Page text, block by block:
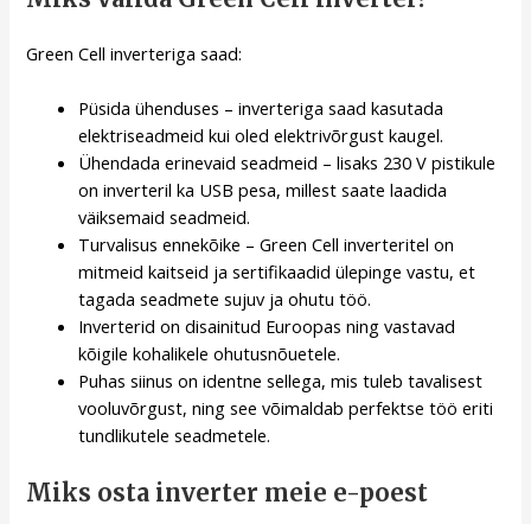
Green Cell inverteriga saad:
Püsida ühenduses – inverteriga saad kasutada
elektriseadmeid kui oled elektrivõrgust kaugel.
Ühendada erinevaid seadmeid – lisaks 230 V pistikule
on inverteril ka USB pesa, millest saate laadida
väiksemaid seadmeid.
Turvalisus ennekõike – Green Cell inverteritel on
mitmeid kaitseid ja sertifikaadid ülepinge vastu, et
tagada seadmete sujuv ja ohutu töö.
Inverterid on disainitud Euroopas ning vastavad
kõigile kohalikele ohutusnõuetele.
Puhas siinus on identne sellega, mis tuleb tavalisest
vooluvõrgust, ning see võimaldab perfektse töö eriti
tundlikutele seadmetele.
Miks osta inverter meie e-poest